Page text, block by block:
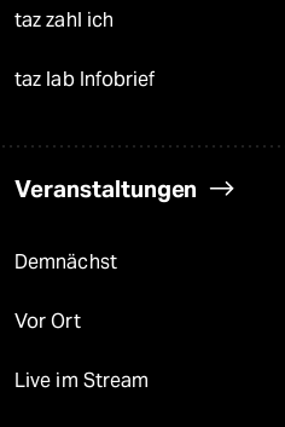
taz zahl ich
taz lab Infobrief
Veranstaltungen
Demnächst
Vor Ort
Live im Stream